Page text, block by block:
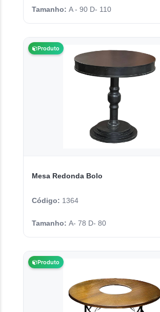
Tamanho: A - 90 D- 110
Produto
Mesa Redonda Bolo
Código: 1364
Tamanho: A- 78 D- 80
Produto